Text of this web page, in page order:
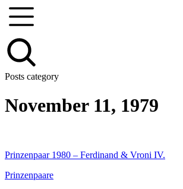
Posts category
November 11, 1979
Prinzenpaar 1980 – Ferdinand & Vroni IV.
Prinzenpaare